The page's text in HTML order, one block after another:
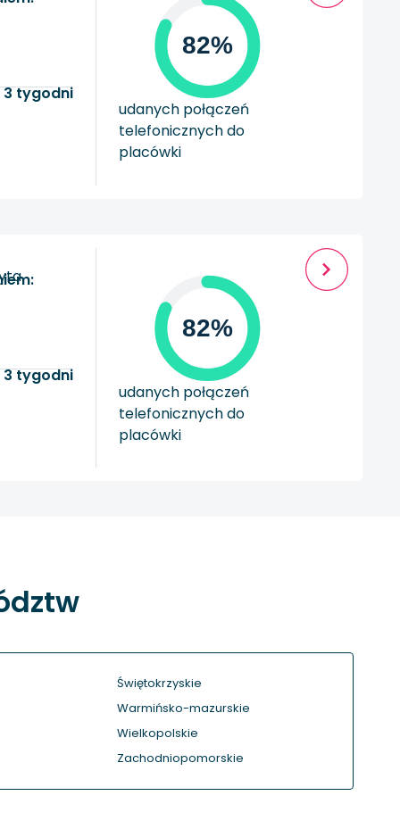
3 tygodni
82%
udanych połączeń
telefonicznych do
placówki
3 tygodni
82%
udanych połączeń
telefonicznych do
placówki
Świętokrzyskie
Warmińsko-mazurskie
Wielkopolskie
Zachodniopomorskie